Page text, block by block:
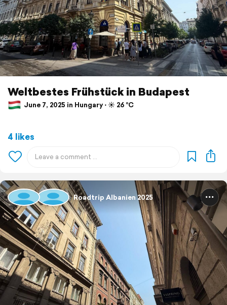
Weltbestes Frühstück in Budapest
June 7, 2025 in Hungary ⋅ ☀️ 26 °C
4 likes
Roadtrip Albanien 2025